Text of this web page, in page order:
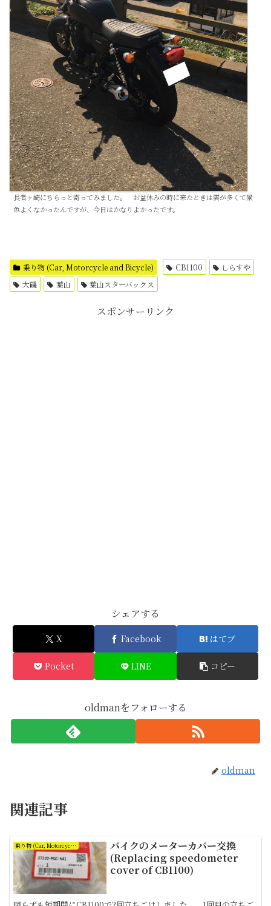
長者ヶ崎にちらっと寄ってみました。 お盆休みの時に来たときは雲が多くて景
色よくなかったんですが、今日はかなりよかったです。
乗り物 (Car, Motorcycle and Bicycle) CB1100
しらすや
大磯
葉山 葉山スターバックス
スポンサーリンク
シェアする
X Facebook はてブ
Pocket LINE コピー
oldmanをフォローする
oldman
関連記事
乗り物 (Car, Motorcycle and Bicycle)
バイクのメーターカバー交換
(Replacing speedometer
cover of CB1100)